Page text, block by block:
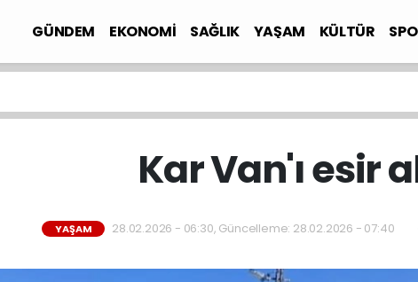
GÜNDEM EKONOMİ SAĞLIK YAŞAM KÜLTÜR
Kar Van'ı esir
YAŞAM 28.02.2026 - 06:30, Güncelleme: 28.02.2026 - 07:40